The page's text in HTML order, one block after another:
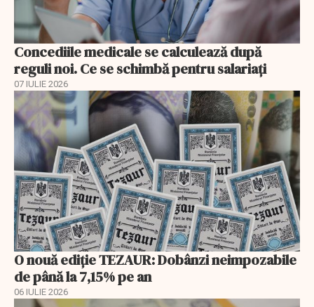
Concediile medicale se calculează după
reguli noi. Ce se schimbă pentru salariați
07 IULIE 2026
O nouă ediție TEZAUR: Dobânzi neimpozabile
de până la 7,15% pe an
06 IULIE 2026